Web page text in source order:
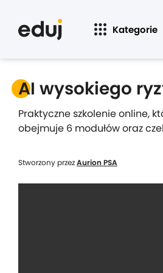
Kategorie
AI wysokiego
Praktyczne szkolenie online,
obejmuje 6 modułów oraz
Stworzony przezAurion PSA